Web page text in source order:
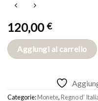
120,00€
Aggiungi al carrello
Categorie:Monete,Regno d’